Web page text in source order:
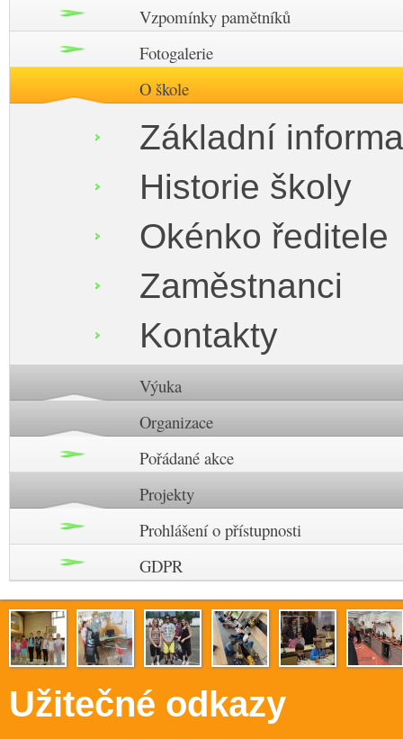
Vzpomínky pamětníků
Fotogalerie
O škole
Základní
Historie školy
Okénko ředitele
Zaměstnanci
Kontakty
Výuka
Organizace
Pořádané akce
Projekty
Prohlášení o přístupnosti
GDPR
Užitečné odkazy